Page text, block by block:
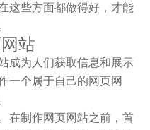
这些方面都做得好，才能
站
成为人们获取信息和展示
一个属于自己的网页网
在制作网页网站之前，首